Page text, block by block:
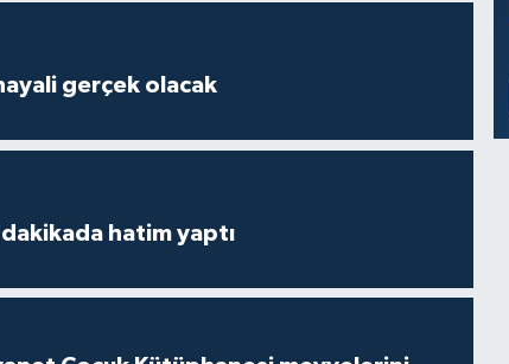
gerçek olacak
hatim yaptı